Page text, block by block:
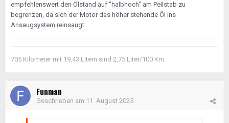
empfehlenswert den Ölstand auf "halbhoch" am Peilstab zu
begrenzen, da sich der Motor das höher stehende Öl ins
Ansaugsystem reinsaugt.
705 Kilometer mit 19,43 Litern sind 2,75 Liter/100 Km.
Funman
Geschrieben am 11. August 2025